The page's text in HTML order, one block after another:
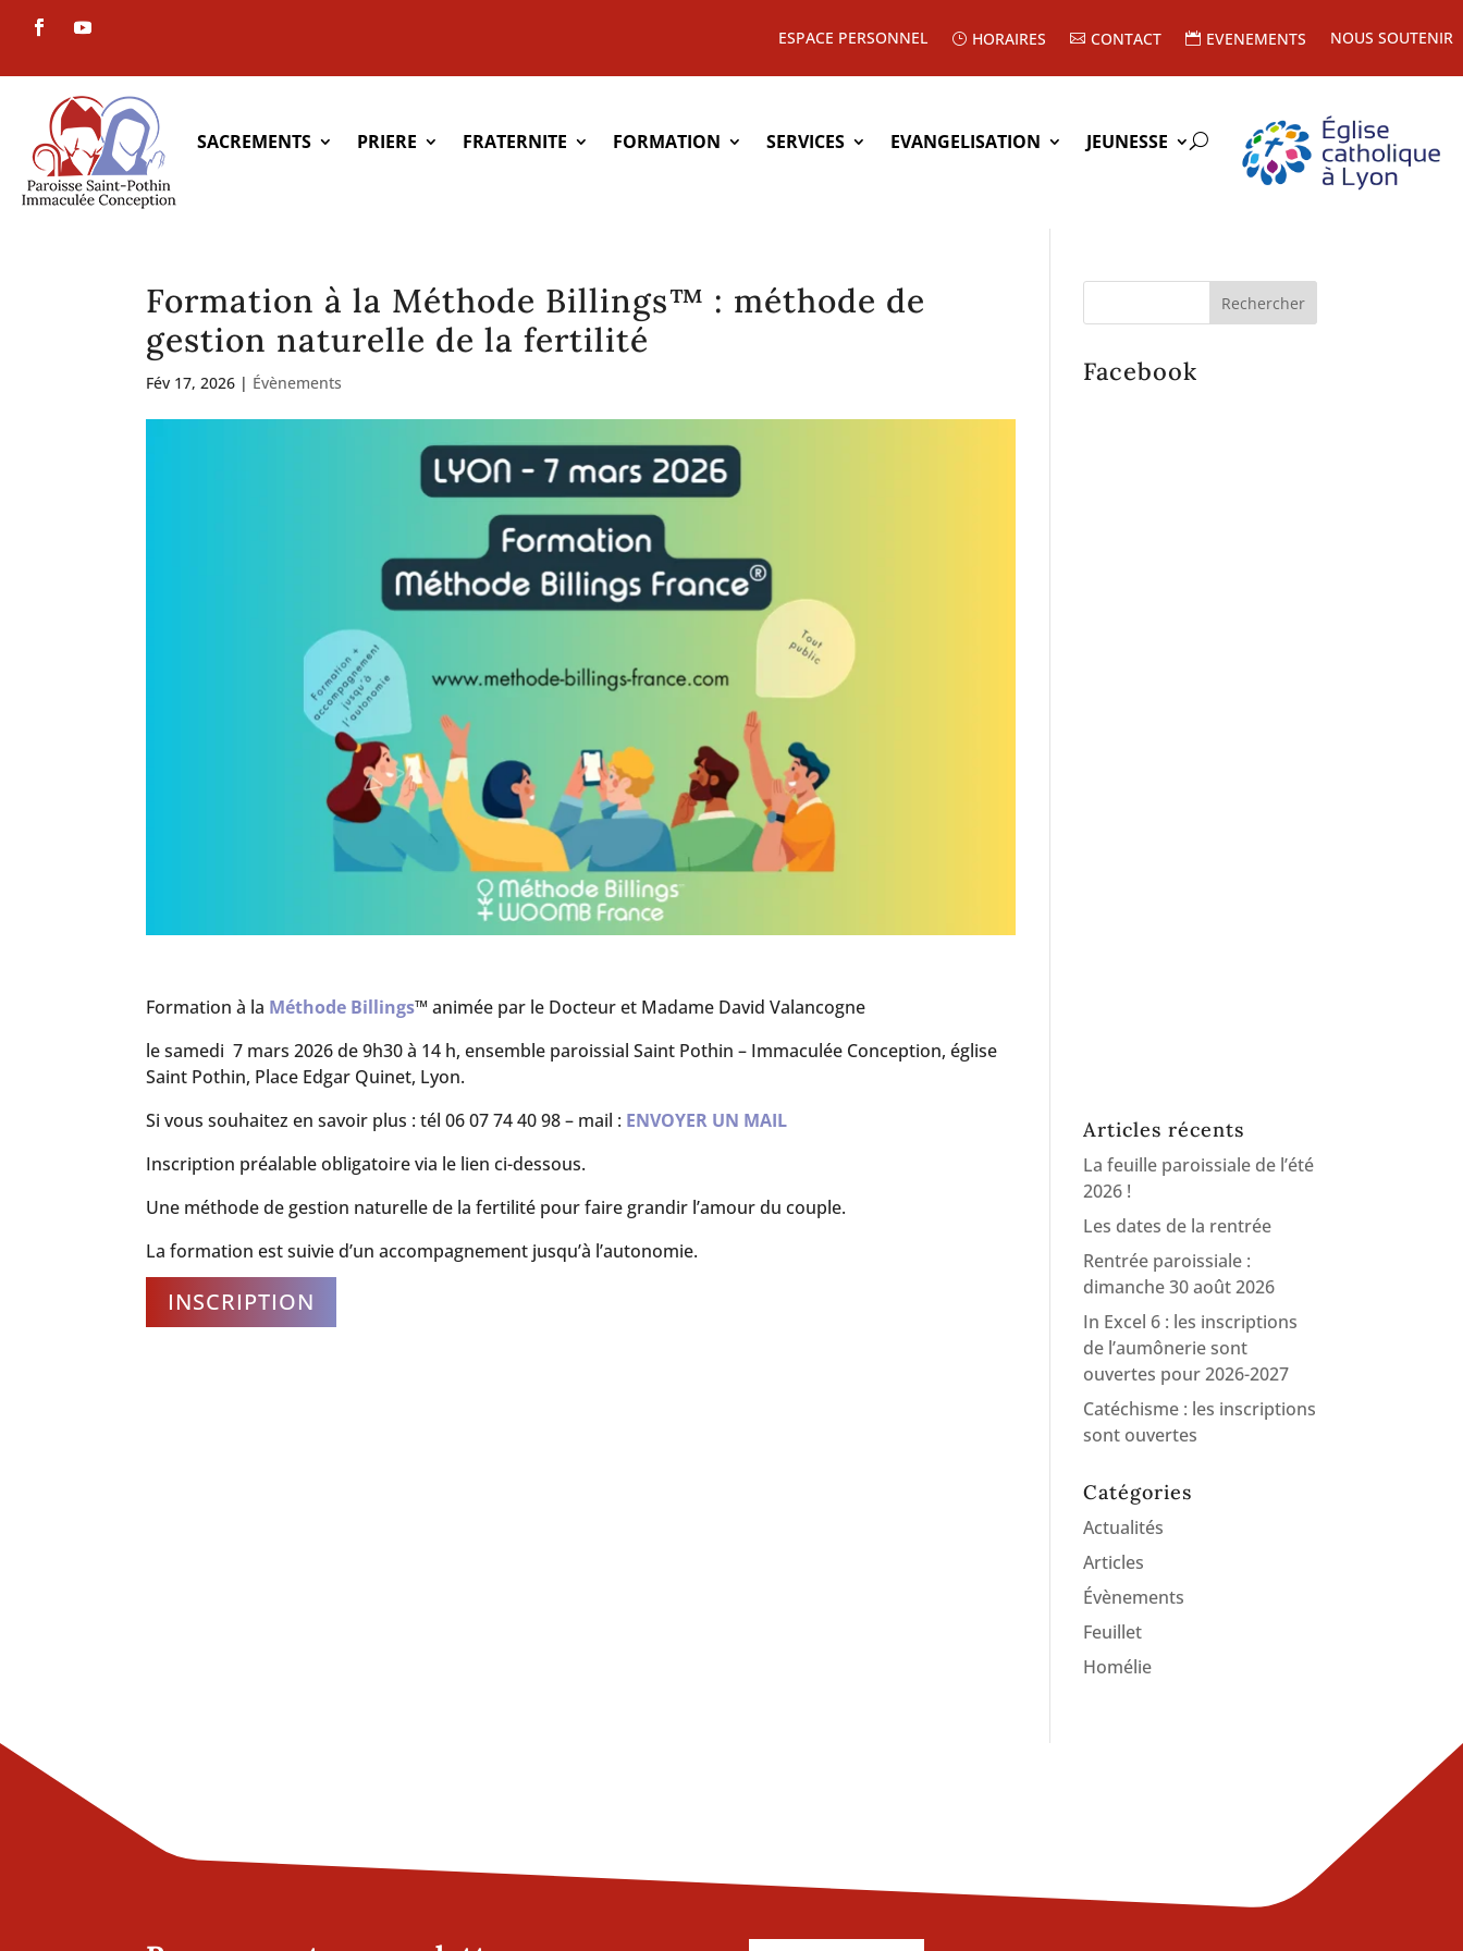
ESPACE PERSONNEL HORAIRES CONTACT EVENEMENTS NOUS SOUTENIR
SACREMENTS PRIERE FRATERNITE FORMATION SERVICES EVANGELISATION JEUNESSE
Formation à la Méthode Billings™ : méthode de
gestion naturelle de la fertilité
Fév 17, 2026 | Évènements
Formation à la Méthode Billings™ animée par le Docteur et Madame David Valancogne
le samedi 7 mars 2026 de 9h30 à 14 h, ensemble paroissial Saint Pothin – Immaculée Conception, église
Saint Pothin, Place Edgar Quinet, Lyon.
Si vous souhaitez en savoir plus : tél 06 07 74 40 98 – mail : ENVOYER UN MAIL
Inscription préalable obligatoire via le lien ci-dessous.
Une méthode de gestion naturelle de la fertilité pour faire grandir l’amour du couple.
La formation est suivie d’un accompagnement jusqu’à l’autonomie.
INSCRIPTION
Facebook
Articles récents
La feuille paroissiale de l’été
2026 !
Les dates de la rentrée
Rentrée paroissiale :
dimanche 30 août 2026
In Excel 6 : les inscriptions
de l’aumônerie sont
ouvertes pour 2026-2027
Catéchisme : les inscriptions
sont ouvertes
Catégories
Actualités
Articles
Évènements
Feuillet
Homélie